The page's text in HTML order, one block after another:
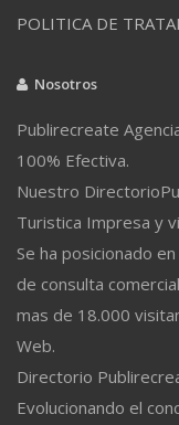
POLITICA DE
Nosotros
Publirecreate
100% Efectiva.
Nuestro
Turistica Impresa y
Se ha posicionado
de consulta
mas de 18.000
Web.
Directorio
Evolucionando el